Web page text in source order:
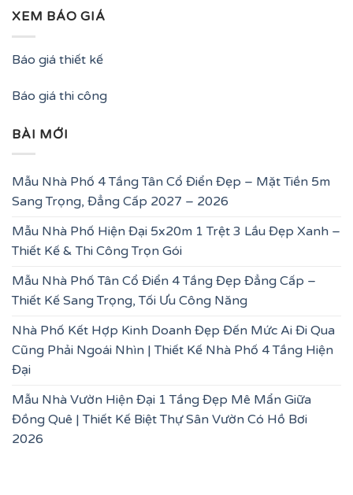
XEM BÁO GIÁ
Báo giá thiết kế
Báo giá thi công
BÀI MỚI
Mẫu Nhà Phố 4 Tầng Tân Cổ Điển Đẹp – Mặt Tiền 5m
Sang Trọng, Đẳng Cấp 2027 – 2026
Mẫu Nhà Phố Hiện Đại 5x20m 1 Trệt 3 Lầu Đẹp Xanh –
Thiết Kế & Thi Công Trọn Gói
Mẫu Nhà Phố Tân Cổ Điển 4 Tầng Đẹp Đẳng Cấp –
Thiết Kế Sang Trọng, Tối Ưu Công Năng
Nhà Phố Kết Hợp Kinh Doanh Đẹp Đến Mức Ai Đi Qua
Cũng Phải Ngoái Nhìn | Thiết Kế Nhà Phố 4 Tầng Hiện
Đại
Mẫu Nhà Vườn Hiện Đại 1 Tầng Đẹp Mê Mẩn Giữa
Đồng Quê | Thiết Kế Biệt Thự Sân Vườn Có Hồ Bơi
2026